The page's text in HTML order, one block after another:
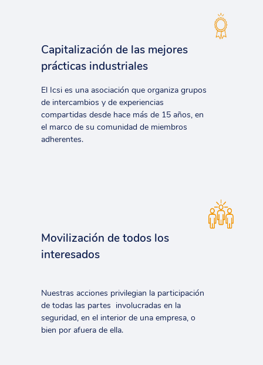
Capitalización de las mejores
prácticas industriales
El Icsi es una asociación que organiza grupos
de intercambios y de experiencias
compartidas desde hace más de 15 años, en
el marco de su comunidad de miembros
adherentes.
Movilización de todos los
interesados
Nuestras acciones privilegian la participación
de todas las partes involucradas en la
seguridad, en el interior de una empresa, o
bien por afuera de ella.